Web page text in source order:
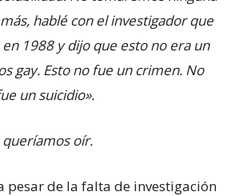
hablé con el investigador que
1988 y dijo que esto no era un
gay. Esto no fue un crimen. No
un suicidio».
queríamos oír.
pesar de la falta de investigación